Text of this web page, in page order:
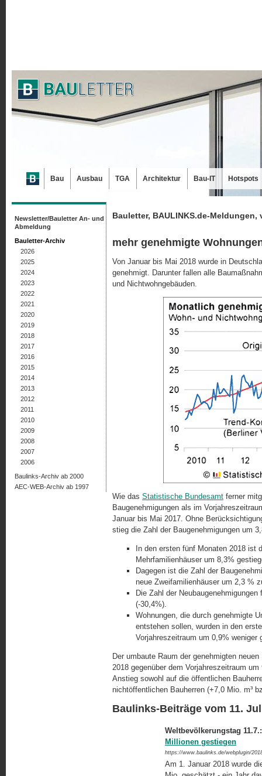
Bauletter, BAULINKS.de-Meldungen,
mehr genehmigte
Von Januar bis Mai 2018 wurde in
genehmigt. Darunter fallen alle
und Nichtwohngebäuden.
Wie das Statistische Bundesamt ferner
Baugenehmigungen als im
Januar bis Mai 2017. Ohne
stieg die Zahl der Baugenehmigungen um
In den ersten fünf Monaten 2018 ist
Mehrfamilienhäuser um 8,3%
Dagegen ist die Zahl der
neue Zweifamilienhäuser um 2,3 %
Die Zahl der
(-30,4%).
Wohnungen, die durch genehmigte
entstehen sollen, wurden in den
Vorjahreszeitraum um 0,9% weniger
Der umbaute Raum der genehmigten
2018 gegenüber dem Vorjahreszeitraum
Anstieg sowohl auf die öffentlichen
nichtöffentlichen Bauherren (+7,0 Mio. m³
Baulinks-Beiträge vom 11.
Weltbevölkerungstag
Millionen gestiegen
https://www.baulinks.de/webplugin/
Am 1. Januar 2018 wurde
Newsletter/Bauletter An- und
Abmeldung
Bauletter-Archiv
2026
2025
2024
2023
2022
2021
2020
2019
2018
2017
2016
2015
2014
2013
2012
2011
2010
2009
2008
2007
2006
Baulinks-Archiv ab 2000
AEC-WEB-Archiv ab 1997
Bau Ausbau TGA Architektur Bau-IT Hotspots